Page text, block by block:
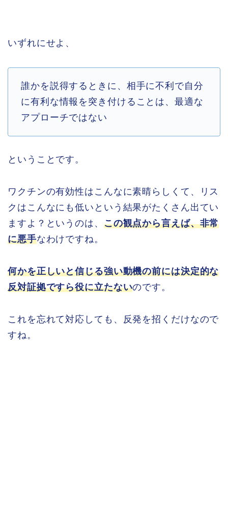
いずれにせよ、
誰かを説得するときに、相手に不利で自分
に有利な情報を突き付けることは、最適な
アプローチではない
ということです。
ワクチンの有効性はこんなに素晴らしくて、リス
クはこんなにも低いという結果がたくさん出てい
ますよ？というのは、 この観点から言えば、非常
に悪手なわけですね。
何かを正しいと信じる強い動機の前には決定的な
反対証拠ですら役に立たないのです。
これを忘れて対応しても、反発を招くだけなので
すね。